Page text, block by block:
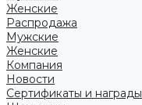
Женские
Распродажа
Мужские
Женские
Компания
Новости
Сертификаты и награды